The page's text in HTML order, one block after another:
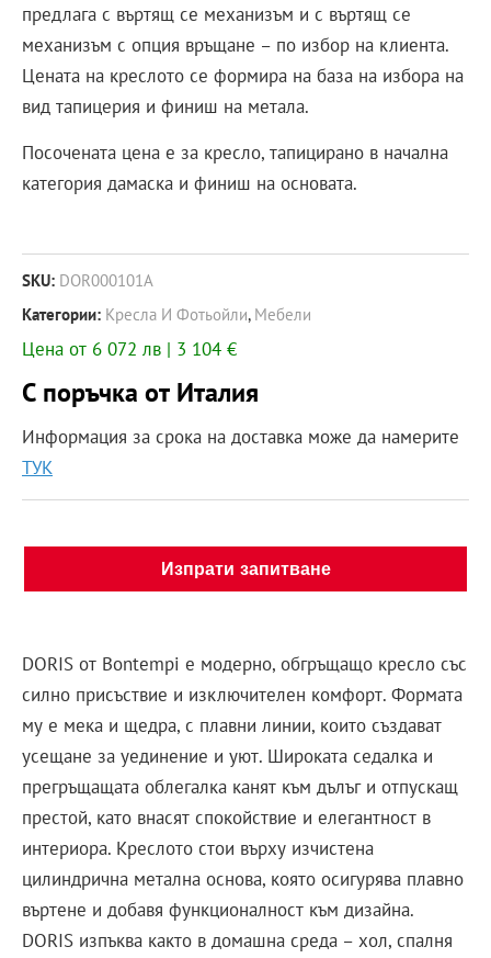
предлага с въртящ се механизъм и с въртящ се
механизъм с опция връщане – по избор на клиента.
Цената на креслото се формира на база на избора на
вид тапицерия и финиш на метала.
Посочената цена е за кресло, тапицирано в начална
категория дамаска и финиш на основата.
SKU: DOR000101A
Категории: Кресла И Фотьойли, Мебели
Цена от 6 072 лв | 3 104 €
С поръчка от Италия
Информация за срока на доставка може да намерите
ТУК
Изпрати запитване
DORIS от Bontempi е модерно, обгръщащо кресло със
силно присъствие и изключителен комфорт. Формата
му е мека и щедра, с плавни линии, които създават
усещане за уединение и уют. Широката седалка и
прегръщащата облегалка канят към дълъг и отпускащ
престой, като внасят спокойствие и елегантност в
интериора. Креслото стои върху изчистена
цилиндрична метална основа, която осигурява плавно
въртене и добавя функционалност към дизайна.
DORIS изпъква както в домашна среда – хол, спалня